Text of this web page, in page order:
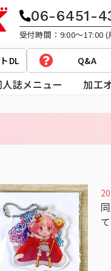
06-6451-
受付時間：9:00～17:00 (
DL Q&A
人誌メニュー 加工